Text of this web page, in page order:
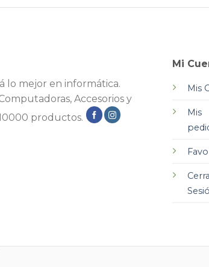
lo mejor en informática.
Accesorios y
productos.
Mi
Mis
Mis